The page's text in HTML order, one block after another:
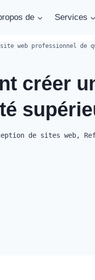
de Services
site web professionnel
créer
de sites web,